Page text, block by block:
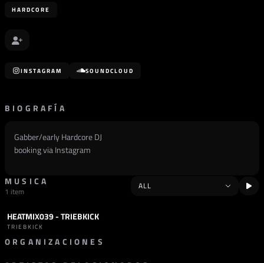
HARDCORE
INSTAGRAM SOUNDCLOUD
BIOGRAFÍA
Gabber/early Hardcore DJ
booking via Instagram
MUSICA
1 item
PODCAST HARDCORE
HEATMIX039 - TRIEBKICK
TRIEBKICK
ORGANIZACIONES